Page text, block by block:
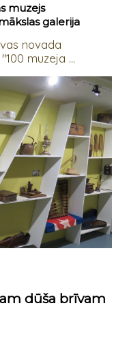
muzejs
galerija
novada
muzeja ...
dūša brīvam